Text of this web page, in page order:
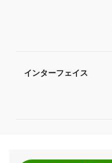
インターフェイス